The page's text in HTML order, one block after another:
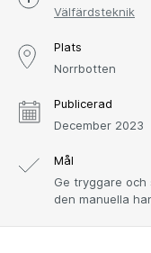
Välfärdsteknik
Plats
Norrbotten
Publicerad
December 2023
Mål
Ge tryggare
den manuella